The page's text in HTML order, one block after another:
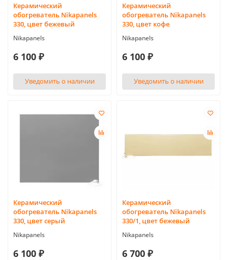
Керамический
обогреватель Nikapanels
330, цвет бежевый
Nikapanels
6 100 ₽
Уведомить о наличии
Керамический
обогреватель Nikapanels
330, цвет кофе
Nikapanels
6 100 ₽
Уведомить о наличии
Керамический
обогреватель Nikapanels
330, цвет серый
Nikapanels
6 100 ₽
Керамический
обогреватель Nikapanels
330/1, цвет бежевый
Nikapanels
6 700 ₽